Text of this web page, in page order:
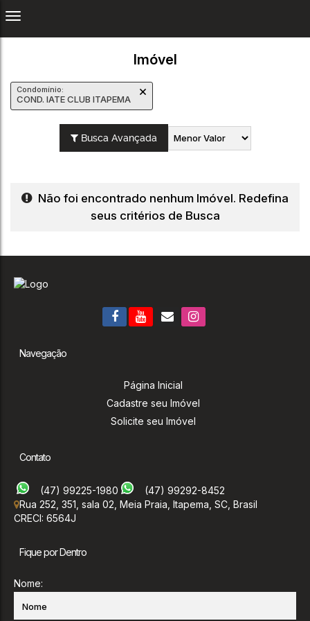
Imóvel
Condomínio:
COND. IATE CLUB ITAPEMA
Busca Avançada
Não foi encontrado nenhum Imóvel. Redefina
seus critérios de Busca
Navegação
Página Inicial
Cadastre seu Imóvel
Solicite seu Imóvel
Contato
(47) 99225-1980
(47) 99292-8452
Rua 252 351 sala 02 Meia Praia Itapema SC Brasil
CRECI: 6564J
Fique por Dentro
Nome: